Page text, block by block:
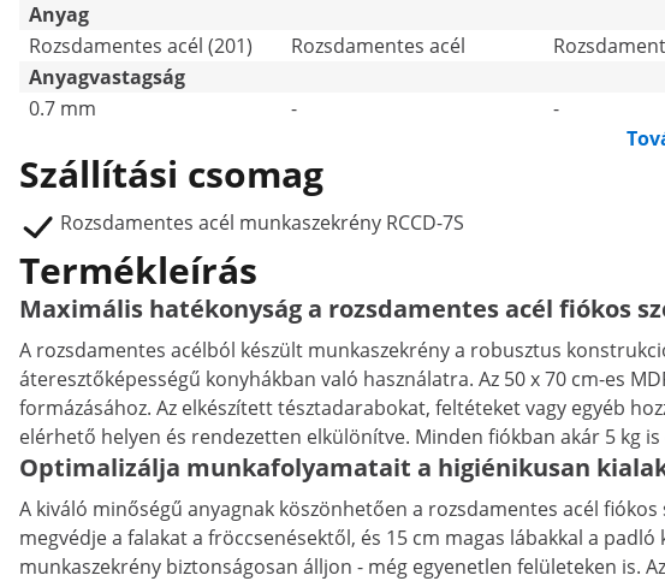
Anyag
Rozsdamentes acél (201)
Rozsdamentes acél
Anyagvastagság
0.7 mm
- -
Szállítási csomag
Rozsdamentes acél munkaszekrény RCCD-7S
Termékleírás
Maximális hatékonyság a rozsdamentes acél fiókos
A rozsdamentes acélból készült munkaszekrény a robusztus
áteresztőképességű konyhákban való használatra. Az 50 x 70 cm-es
formázásához. Az elkészített tésztadarabokat, feltéteket vagy egyéb
elérhető helyen és rendezetten elkülönítve. Minden fiókban akár 5 kg
Optimalizálja munkafolyamatait a higiénikusan
A kiváló minőségű anyagnak köszönhetően a rozsdamentes acél
megvédje a falakat a fröccsenésektől, és 15 cm magas lábakkal a
munkaszekrény biztonságosan álljon - még egyenetlen felületeken is.